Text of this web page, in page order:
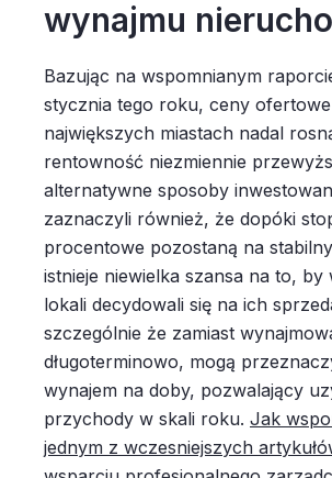
wynajmu
Bazując na wspomnianym
stycznia tego roku, ceny
największych miastach nadal
rentowność niezmiennie
alternatywne sposoby
zaznaczyli również, że dopóki
procentowe pozostaną na
istnieje niewielka szansa na to, by
lokali decydowali się na ich
szczególnie że zamiast
długoterminowo, mogą
wynajem na doby, pozwalający
przychody w skali roku. Jak
jednym z wczesniejszych